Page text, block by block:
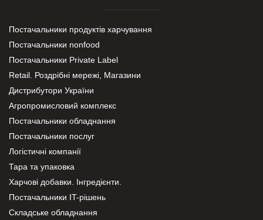
Постачальники продуктів харчування
Постачальники nonfood
Постачальники Private Label
Retail. Роздрібні мережі, Магазини
Дистрибутори України
Агропромисловий комплекс
Постачальники обладнання
Постачальники послуг
Логістичні компанії
Тара та упаковка
Харчові добавки. Інгредієнти.
Постачальники IT-рішень
Складське обладнання